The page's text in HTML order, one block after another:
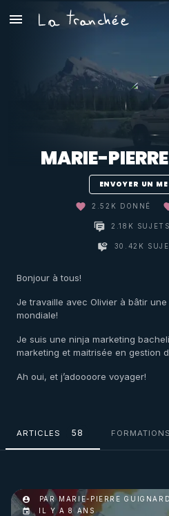
MARIE-
ENVOYER UN
2.52K DONNÉ
2.18K
30.42K
Bonjour à tous!
Je travaille avec Olivier à bâtir
mondiale!
Je suis une ninja marketing
marketing et maitrisée en gestion
Ah oui, et j’adoooore voyager!
ARTICLES 58 FORMATIONS
PAR MARIE-PIERRE GUIGNARD
IL Y A 8 ANS